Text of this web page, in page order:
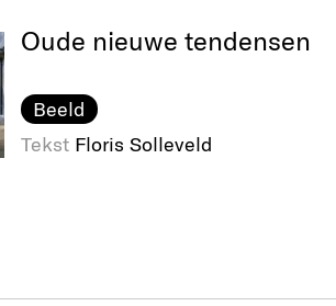
Oude nieuwe tendensen
Beeld
Tekst Floris Solleveld